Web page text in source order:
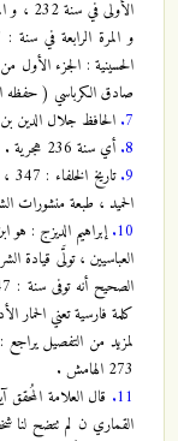
صادق الكرباسي ( حفظه
7. الحافظ جلال الدين بن أبي
8. أي سنة 236 هجرية .
9.
الحميد ، طبعة منشورات
10. إبراهيم الديزج :
كلمة فارسية تعني الحمار
لمزيد من التفصيل يراجع
273 الهامش .
11. قال العلامة
القماري ن لم تتضح لنا